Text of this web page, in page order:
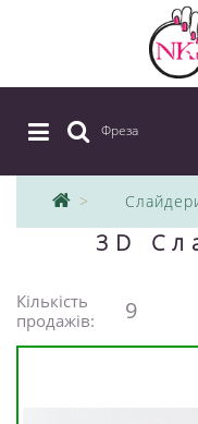
Фреза
3D
Кількість
продажів:
9